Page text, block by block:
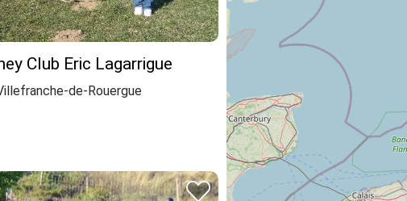
Club Eric Lagarrigue
de-Rouergue